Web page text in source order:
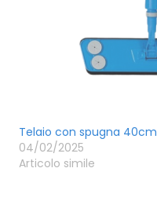
Telaio con spugna 40cm
04/02/2025
Articolo simile